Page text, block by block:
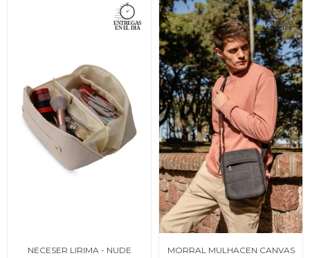
NECESER LIRIMA - NUDE
MORRAL MULHACEN CANVAS